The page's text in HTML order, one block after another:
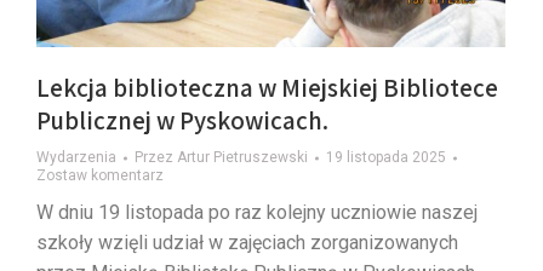
Lekcja biblioteczna w Miejskiej Bibliotece
Publicznej w Pyskowicach.
Wydarzenia Przez Artur Pietruszewski
19 listopada 2025
Zostaw komentarz
W dniu 19 listopada po raz kolejny uczniowie naszej
szkoły wzięli udział w zajęciach zorganizowanych